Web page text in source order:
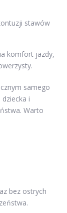
stawów
komfort jazdy,
samego
i
Warto
bez ostrych